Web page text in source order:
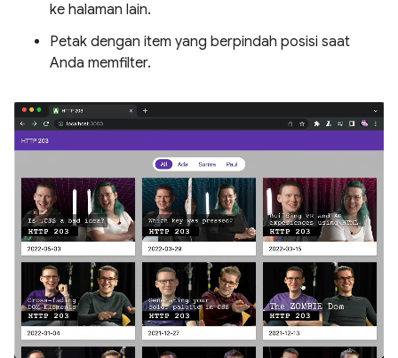
ke halaman lain.
Petak dengan item yang berpindah posisi saat
Anda memfilter.